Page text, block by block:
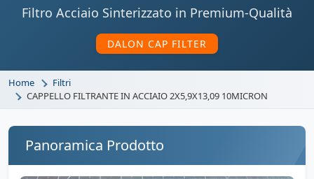
Filtro Acciaio Sinterizzato in Premium-Qualità
DALON CAP FILTER
Home
Filtri
CAPPELLO FILTRANTE IN ACCIAIO 2X5,9X13,09 10MICRON
Panoramica Prodotto